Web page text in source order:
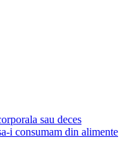
sau deces
i consumam din alimente